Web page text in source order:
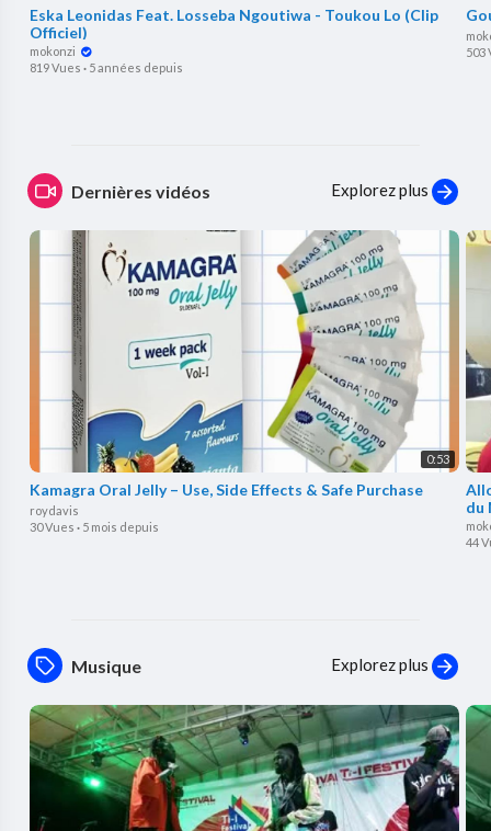
Eska Leonidas Feat. Losseba Ngoutiwa - Toukou Lo (Clip
Officiel)
mokonzi
819 Vues · 5 années depuis
503
Dernières vidéos Explorez plus
0:53
Kamagra Oral Jelly – Use, Side Effects & Safe Purchase
roydavis
30 Vues · 5 mois depuis
du
44
Musique Explorez plus